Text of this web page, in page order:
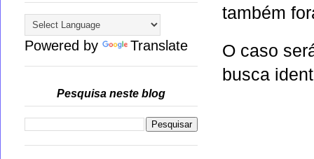
também
O caso
busca
Powered by Translate
Pesquisa neste blog